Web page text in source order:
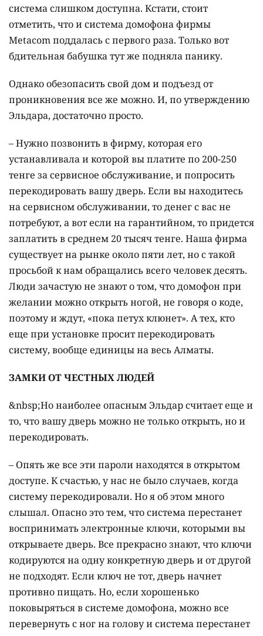
система слишком доступна. Кстати, стоит
отметить, что и система домофона фирмы
Metacom поддалась с первого раза. Только вот
бдительная бабушка тут же подняла панику.
Однако обезопасить свой дом и подъезд от
проникновения все же можно. И, по утверждению
Эльдара, достаточно просто.
– Нужно позвонить в фирму, которая его
устанавливала и которой вы платите по 200-250
тенге за сервисное обслуживание, и попросить
перекодировать вашу дверь. Если вы находитесь
на сервисном обслуживании, то денег с вас не
потребуют, а вот если на гарантийном, то придется
заплатить в среднем 20 тысяч тенге. Наша фирма
существует на рынке около пяти лет, но с такой
просьбой к нам обращались всего человек десять.
Люди зачастую не знают о том, что домофон при
желании можно открыть ногой, не говоря о коде,
поэтому и ждут, «пока петух клюнет». А тех, кто
еще при установке просит перекодировать
систему, вообще единицы на весь Алматы.
ЗАМКИ ОТ ЧЕСТНЫХ ЛЮДЕЙ
&nbsp;Но наиболее опасным Эльдар считает еще и
то, что вашу дверь можно не только открыть, но и
перекодировать.
– Опять же все эти пароли находятся в открытом
доступе. К счастью, у нас не было случаев, когда
систему перекодировали. Но я об этом много
слышал. Опасно это тем, что система перестанет
воспринимать электронные ключи, которыми вы
открываете дверь. Все прекрасно знают, что ключи
кодируются на одну конкретную дверь и от другой
не подходят. Если ключ не тот, дверь начнет
противно пищать. Но, если хорошенько
поковыряться в системе домофона, можно все
перевернуть с ног на голову и система перестанет